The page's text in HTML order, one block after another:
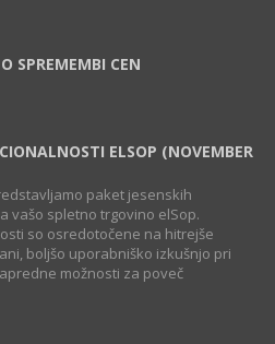
SPREMEMBI CEN
ELSOP (NOVEMBER
paket jesenskih
vašo spletno trgovino elSop.
so osredotočene na hitrejše
boljšo uporabniško izkušnjo pri
možnosti za poveč